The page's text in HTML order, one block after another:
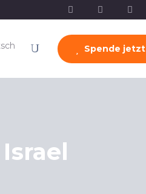
Spende jetzt